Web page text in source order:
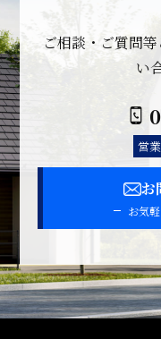
ご相談・ご質問
い
営
お
お気